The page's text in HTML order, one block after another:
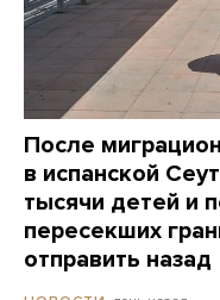
После
в испанской
тысячи детей и
пересекших
отправить назад